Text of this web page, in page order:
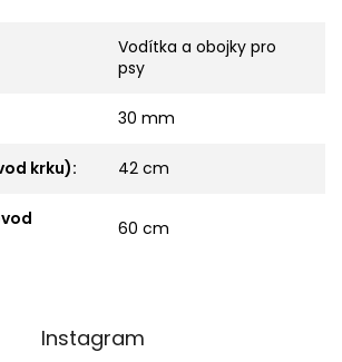
Vodítka a obojky pro
psy
30 mm
krku): 42 cm
60 cm
Instagram